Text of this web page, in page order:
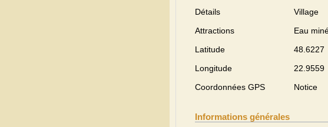
Détails
Village
Attractions
Eau
Latitude
48.6227
Longitude
22.9559
Coordonnées GPS
Notice
Informations générales